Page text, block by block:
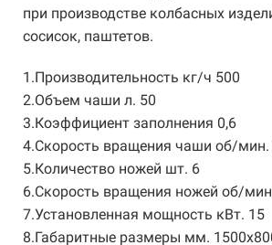
при производстве колбасных
сосисок, паштетов.
1.Производительность кг/ч 500
2.Объем чаши л. 50
3.Коэффициент заполнения 0,6
4.Скорость вращения чаши об/
5.Количество ножей шт. 6
6.Скорость вращения ножей об/
7.Установленная мощность кВт. 15
8.Габаритные размеры мм.